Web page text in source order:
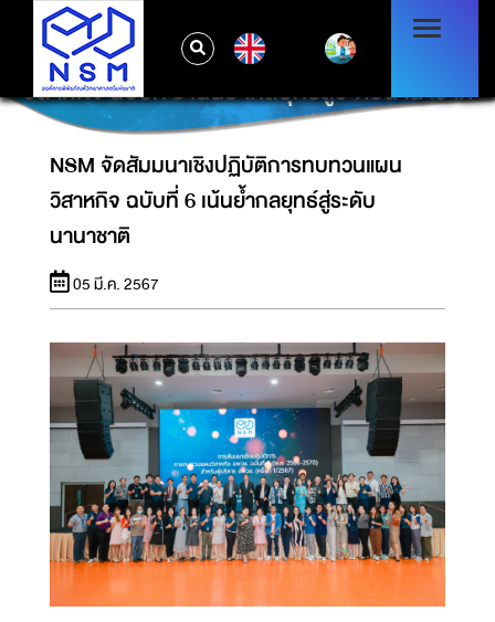
NSM จัดสัมมนาเชิงปฏิบัติการทบทวนแผน
วิสาหกิจ ฉบับที่ 6 เน้นย้ำกลยุทธ์สู่ระดับนานาชาติ
NSM จัดสัมมนาเชิงปฏิบัติการทบทวนแผน
วิสาหกิจ ฉบับที่ 6 เน้นย้ำกลยุทธ์สู่ระดับ
นานาชาติ
05 มี.ค. 2567